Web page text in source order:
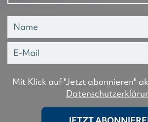
Mit Klick auf "Jetzt abonnieren"